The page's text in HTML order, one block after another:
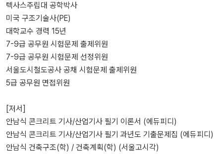
텍사스주립대 공학박사
미국 구조기술사(PE)
대학교수 경력 15년
7-9급 공무원 시험문제 출제위원
7-9급 공무원 시험문제 선정위원
서울도시철도공사 공채 시험문제 출제위원
5급 공무원 면접위원
[저서]
안남식 콘크리트 기사/산업기사 필기 이론서 (에듀피디)
안남식 콘크리트 기사/산업기사 필기 과년도 기출문제집 (에듀피디)
안남식 건축구조(학) / 건축계획(학) (서울고시각)